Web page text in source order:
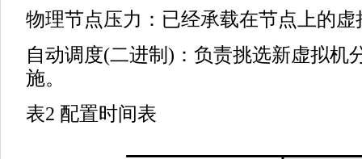
物理节点压力：已经承载在节点上的虚
自动调度(二进制)：负责挑选新虚拟机
施。
表2 配置时间表